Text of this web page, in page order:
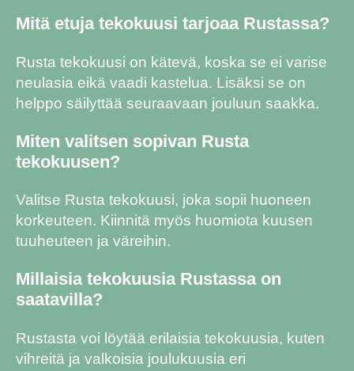
Mitä etuja tekokuusi tarjoaa Rustassa?
Rusta tekokuusi on kätevä, koska se ei varise
neulasia eikä vaadi kastelua. Lisäksi se on
helppo säilyttää seuraavaan jouluun saakka.
Miten valitsen sopivan Rusta
tekokuusen?
Valitse Rusta tekokuusi, joka sopii huoneen
korkeuteen. Kiinnitä myös huomiota kuusen
tuuheuteen ja väreihin.
Millaisia tekokuusia Rustassa on
saatavilla?
Rustasta voi löytää erilaisia tekokuusia, kuten
vihreitä ja valkoisia joulukuusia eri